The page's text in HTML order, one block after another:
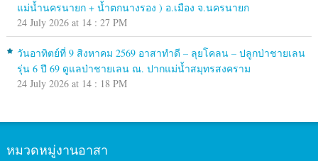
แม่น้ำนครนายก + น้ำตกนางรอง ) อ.เมือง จ.นครนายก
24 July 2026 at 14 : 27 PM
วันอาทิตย์ที่ 9 สิงหาคม 2569 อาสาทำดี – ลุยโคลน – ปลูกป่าชายเลน
รุ่น 6 ปี 69 ดูแลป่าชายเลน ณ. ปากแม่น้ำสมุทรสงคราม
24 July 2026 at 14 : 18 PM
หมวดหมู่งานอาสา